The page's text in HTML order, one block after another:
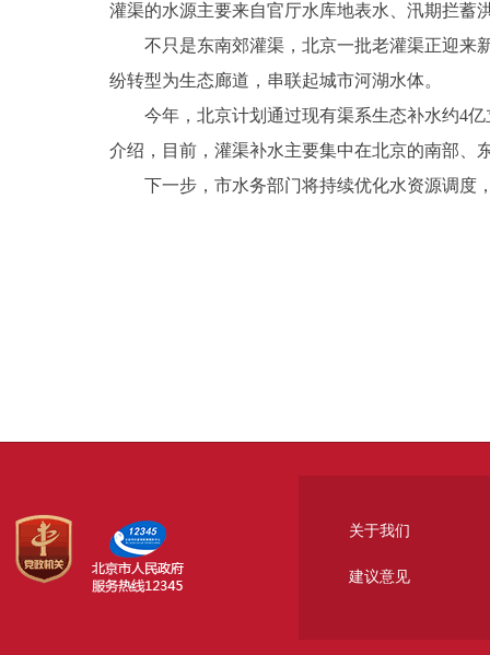
灌渠的水源主要来自官厅水库地表水、汛期拦蓄
不只是东南郊灌渠，北京一批老灌渠正迎来
纷转型为生态廊道，串联起城市河湖水体。
今年，北京计划通过现有渠系生态补水约4
介绍，目前，灌渠补水主要集中在北京的南部、
下一步，市水务部门将持续优化水资源调度
关于我们
建议意见